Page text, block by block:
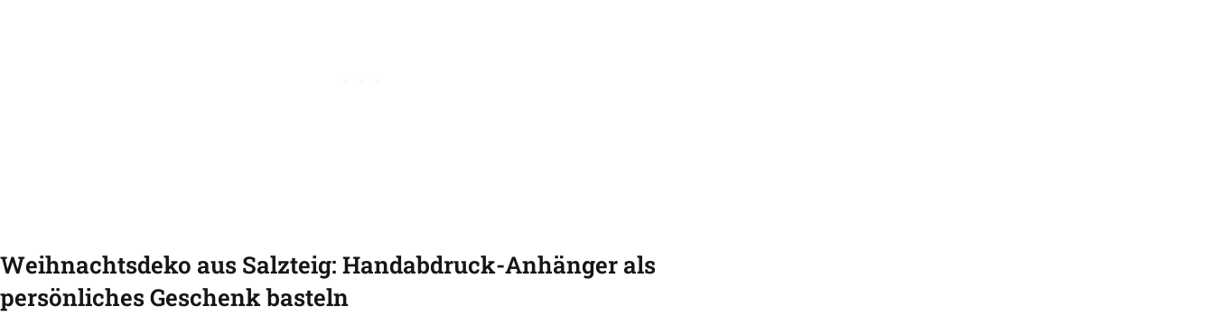
Weihnachtsdeko aus Salzteig: Handabdruck-Anhänger als
persönliches Geschenk basteln